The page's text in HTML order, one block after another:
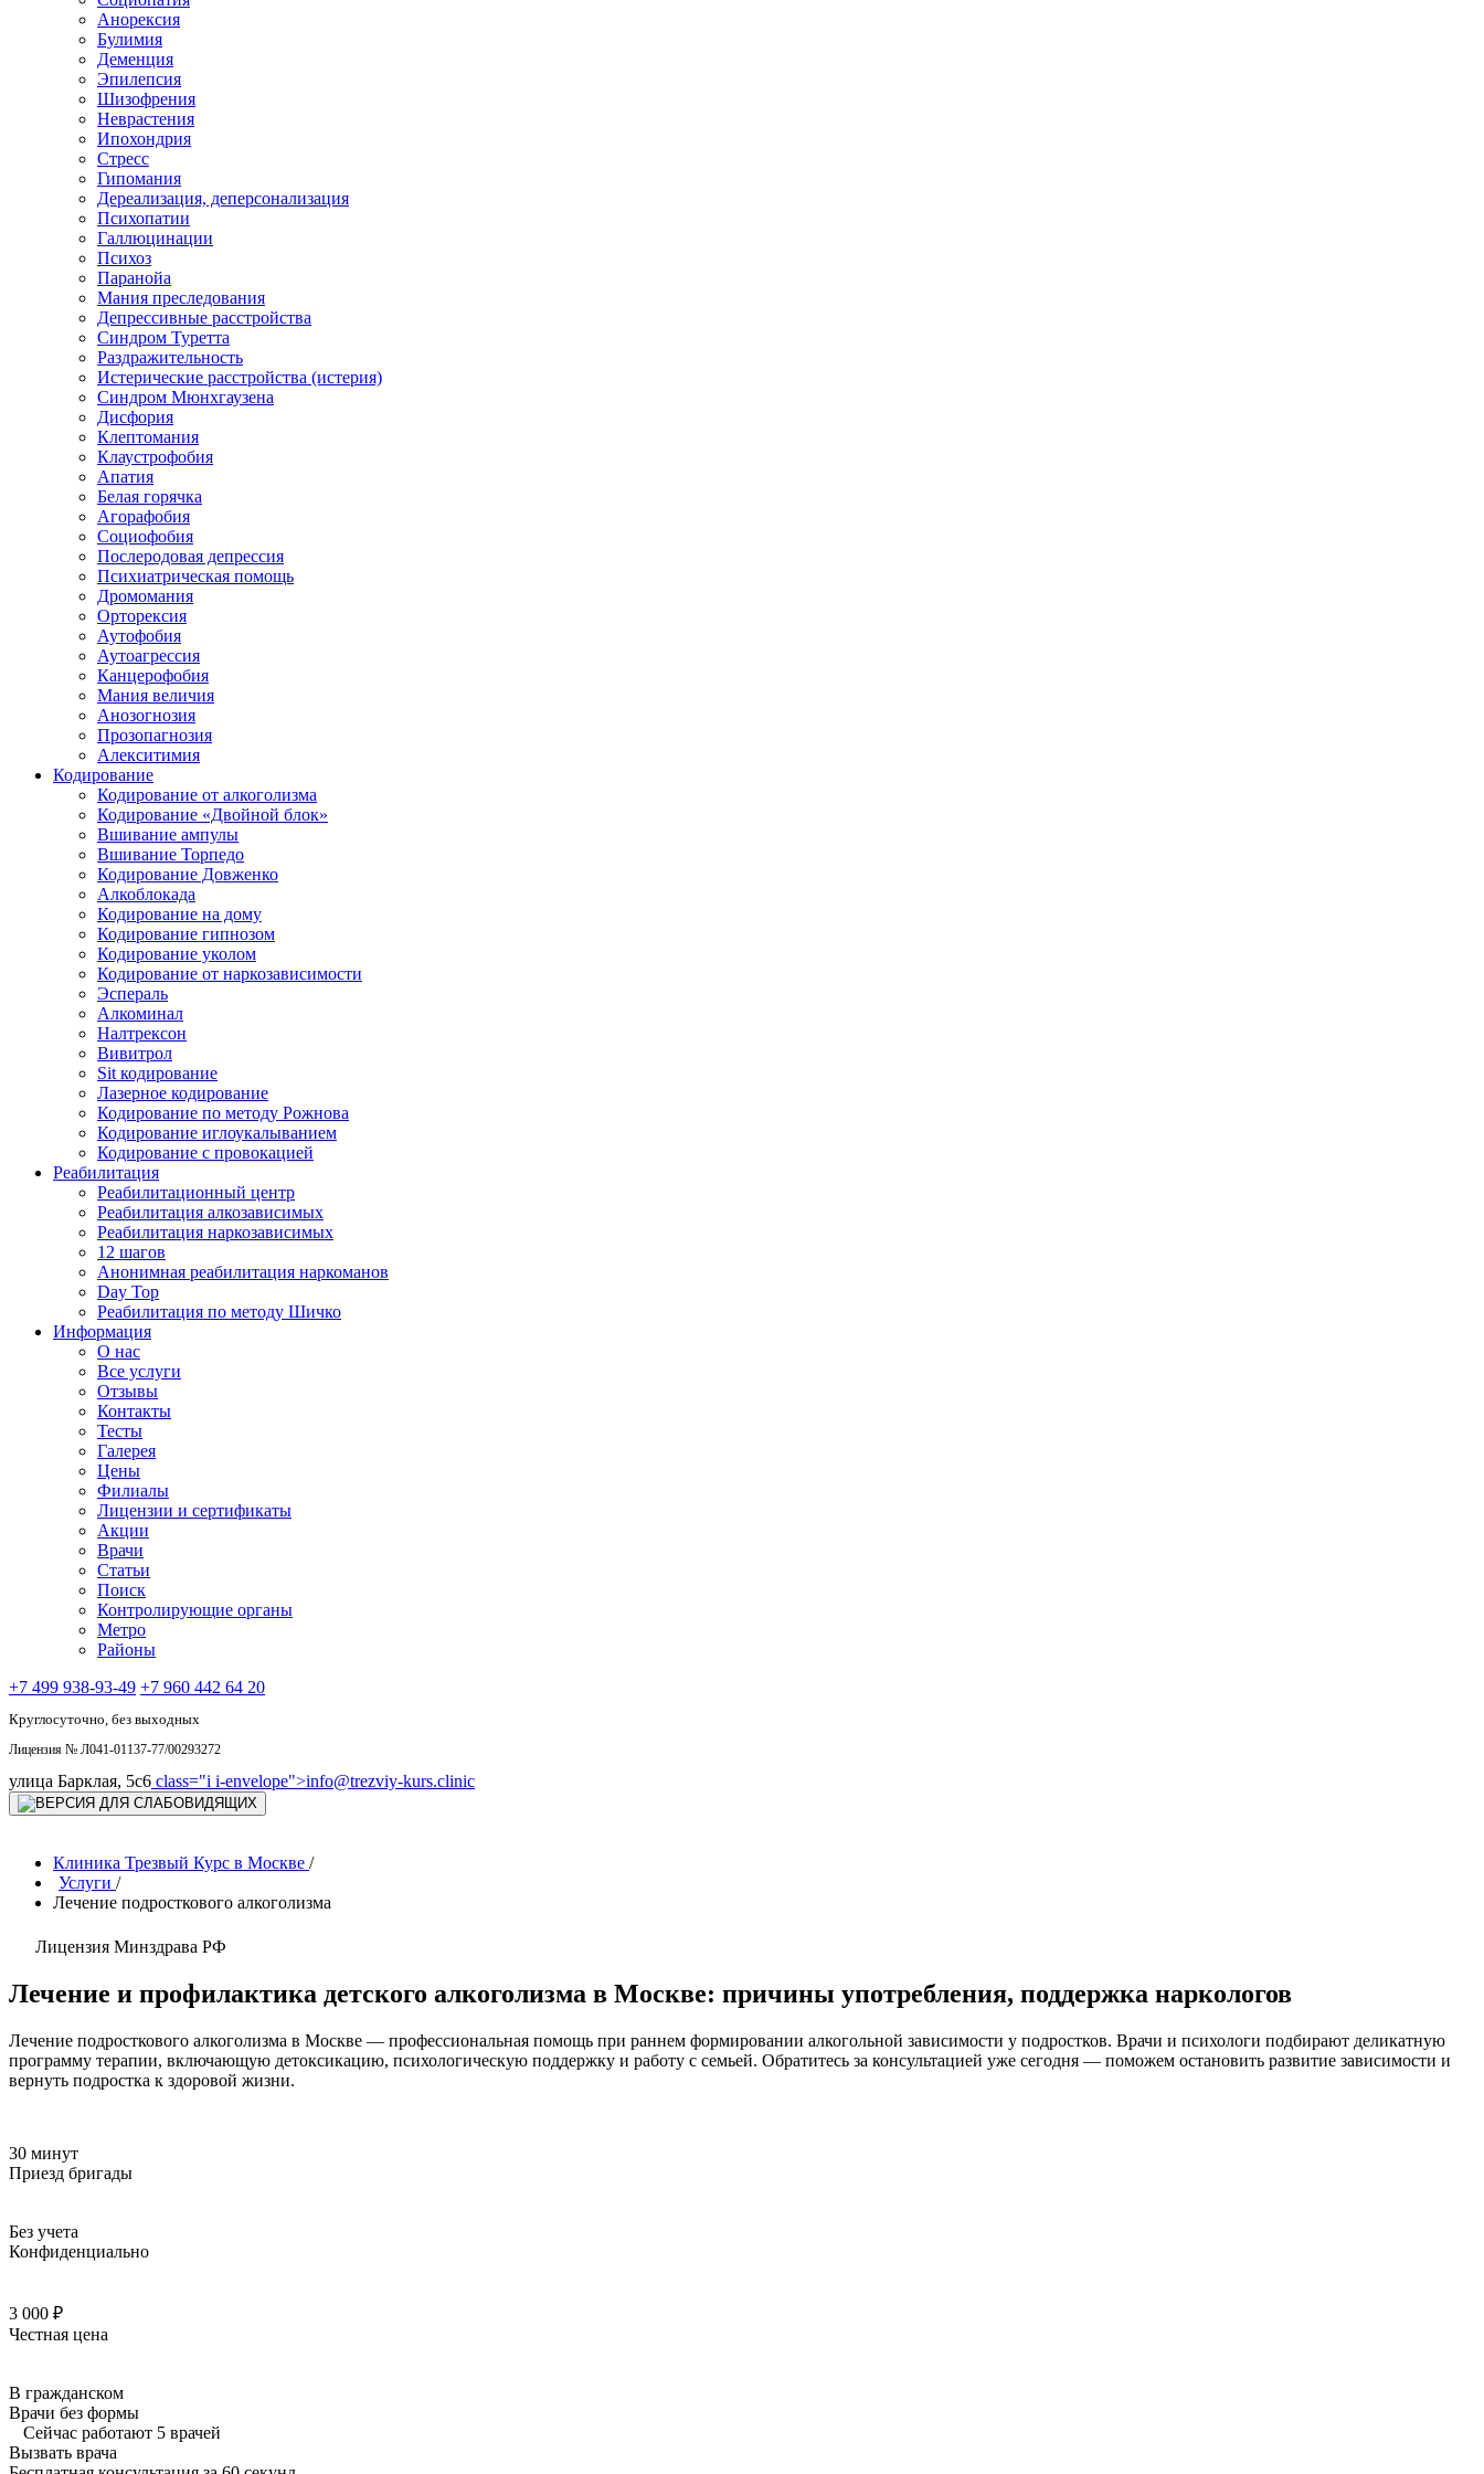
Анорексия
Булимия
Деменция
Эпилепсия
Шизофрения
Неврастения
Ипохондрия
Стресс
Гипомания
Дереализация, деперсонализация
Психопатии
Галлюцинации
Психоз
Паранойа
Мания преследования
Депрессивные расстройства
Синдром Туретта
Раздражительность
Истерические расстройства (истерия)
Синдром Мюнхгаузена
Дисфория
Клептомания
Клаустрофобия
Апатия
Белая горячка
Агорафобия
Социофобия
Послеродовая депрессия
Психиатрическая помощь
Дромомания
Орторексия
Аутофобия
Аутоагрессия
Канцерофобия
Мания величия
Анозогнозия
Прозопагнозия
Алекситимия
Кодирование
Кодирование от алкоголизма
Кодирование «Двойной блок»
Вшивание ампулы
Вшивание Торпедо
Кодирование Довженко
Алкоблокада
Кодирование на дому
Кодирование гипнозом
Кодирование уколом
Кодирование от наркозависимости
Эспераль
Алкоминал
Налтрексон
Вивитрол
Sit кодирование
Лазерное кодирование
Кодирование по методу Рожнова
Кодирование иглоукалыванием
Кодирование с провокацией
Реабилитация
Реабилитационный центр
Реабилитация алкозависимых
Реабилитация наркозависимых
12 шагов
Анонимная реабилитация наркоманов
Day Top
Реабилитация по методу Шичко
Информация
О нас
Все услуги
Отзывы
Контакты
Тесты
Галерея
Цены
Филиалы
Лицензии и сертификаты
Акции
Врачи
Статьи
Поиск
Контролирующие органы
Метро
Районы
+7 499 938-93-49 +7 960 442 64 20
Круглосуточно, без выходных
Лицензия № Л041-01137-77/00293272
улица Барклая, 5с6 class="i i-envelope">info@trezviy-kurs.clinic
Клиника Трезвый Курс в Москве /
Услуги /
Лечение подросткового алкоголизма
Лицензия Минздрава РФ
Лечение и профилактика детского алкоголизма в Москве: причины употребления, поддержка наркологов
Лечение подросткового алкоголизма в Москве — профессиональная помощь при раннем формировании алкогольной зависимости у подростков. Врачи и психологи подбирают деликатную
программу терапии, включающую детоксикацию, психологическую поддержку и работу с семьей. Обратитесь за консультацией уже сегодня — поможем остановить развитие зависимости и
вернуть подростка к здоровой жизни.
30 минут
Приезд бригады
Без учета
Конфиденциально
3 000 ₽
Честная цена
В гражданском
Врачи без формы
Сейчас работают 5 врачей
Вызвать врача